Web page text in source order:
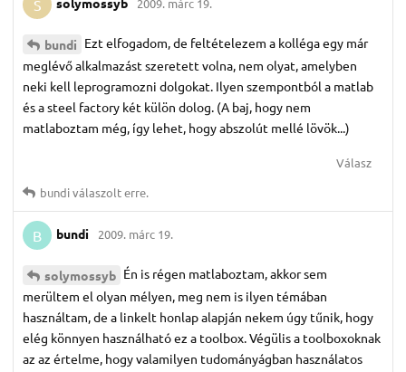
S 2009. márc 19.
bundi Ezt elfogadom, de feltételezem a kolléga egy már
meglévő alkalmazást szeretett volna, nem olyat, amelyben
neki kell leprogramozni dolgokat. Ilyen szempontból a matlab
és a steel factory két külön dolog. (A baj, hogy nem
matlaboztam még, így lehet, hogy abszolút mellé lövök...)
Válasz
bundiválaszolt erre.
B bundi 2009. márc 19.
solymossyb Én is régen matlaboztam, akkor sem
merültem el olyan mélyen, meg nem is ilyen témában
használtam, de a linkelt honlap alapján nekem úgy tűnik, hogy
elég könnyen használható ez a toolbox. Végülis a toolboxoknak
az az értelme, hogy valamilyen tudományágban használatos